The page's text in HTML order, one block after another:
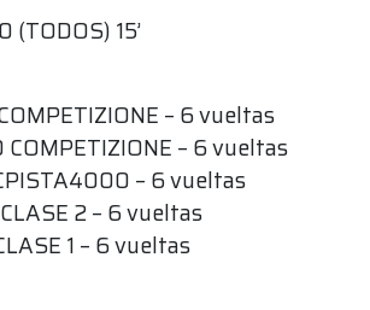
15’
– 6 vueltas
– 6 vueltas
– 6 vueltas
2 – 6 vueltas
1 – 6 vueltas